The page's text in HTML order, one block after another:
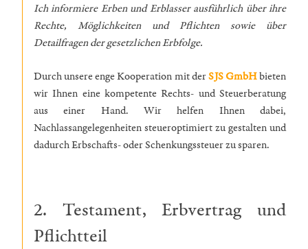
Ich informiere Erben und Erblasser ausführlich über ihre
Rechte, Möglichkeiten und Pflichten sowie über
Detailfragen der gesetzlichen Erbfolge.
Durch unsere enge Kooperation mit derSJS GmbHbieten
wir Ihnen eine kompetente Rechts- und Steuerberatung
aus einer Hand. Wir helfen Ihnen dabei,
Nachlassangelegenheiten steueroptimiert zu gestalten und
dadurch Erbschafts- oder Schenkungssteuer zu sparen.
2. Testament, Erbvertrag und
Pflichtteil